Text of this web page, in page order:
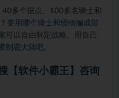
多个据点、100多名骑士和
要用哪个骑士和怪物编成部
可以自由制定战略。用自己
制霸大陆吧。
【软件小霸王】咨询